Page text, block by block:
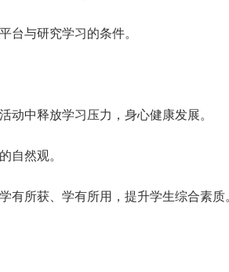
台与研究学习的条件。
动中释放学习压力，身心健康发展。
自然观。
所获、学有所用，提升学生综合素质